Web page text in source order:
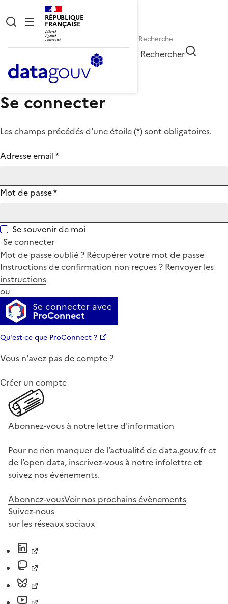
RÉPUBLIQUE
FRANÇAISE
Rechercher
Se connecter
Les champs précédés d'une étoile (*) sont obligatoires.
Adresse email*
Mot de passe*
Se souvenir de moi
Se connecter
Mot de passe oublié ? Récupérer votre mot de passe
Instructions de confirmation non reçues ? Renvoyer les
instructions
ou
Se connecter avec
ProConnect
Qu'est-ce que ProConnect ?
Vous n'avez pas de compte ?
Créer un compte
Abonnez-vous à notre lettre d'information
Pour ne rien manquer de l’actualité de data.gouv.fr et
de l’open data, inscrivez-vous à notre infolettre et
suivez nos événements.
Abonnez-vousVoir nos prochains évènements
Suivez-nous
sur les réseaux sociaux